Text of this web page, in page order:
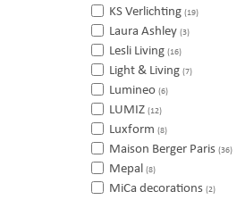
KS Verlichting (19)
Laura Ashley (3)
Lesli Living (16)
Light & Living (7)
Lumineo (6)
LUMIZ (12)
Luxform (8)
Maison Berger Paris (36)
Mepal (8)
MiCa decorations (2)